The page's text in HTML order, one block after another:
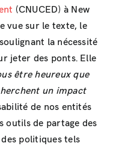
(CNUCED) à New
vue sur le texte, le
la nécessité
jeter des ponts. Elle
être heureux que
un impact
de nos entités
outils de partage des
politiques tels